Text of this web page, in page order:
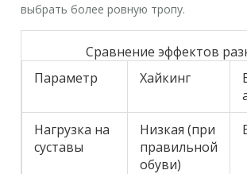
выбрать более ровную тропу.
Сравнение эффектов
Параметр
Хайкинг
Нагрузка на
суставы
Низкая (при
правильной
обуви)